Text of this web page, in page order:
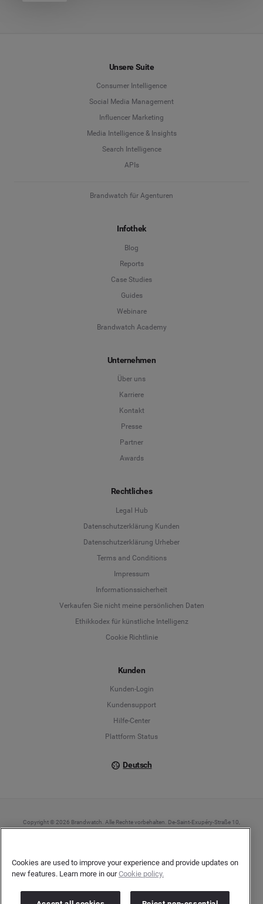
Unsere Suite
Consumer Intelligence
Social Media Management
Influencer Marketing
Media Intelligence & Insights
Search Intelligence
APIs
Brandwatch für Agenturen
Infothek
Blog
Reports
Case Studies
Guides
Webinare
Brandwatch Academy
Unternehmen
Über uns
Karriere
Kontakt
Presse
Partner
Awards
Rechtliches
Legal Hub
Datenschutzerklärung Kunden
Datenschutzerklärung Urheber
Terms and Conditions
Impressum
Informationssicherheit
Verkaufen Sie nicht meine persönlichen Daten
Ethikkodex für künstliche Intelligenz
Cookie Richtlinie
Kunden
Kunden-Login
Kundensupport
Hilfe-Center
Plattform Status
Deutsch
Deutsch
English
Copyright © 2026 Brandwatch. Alle Rechte vorbehalten. De-Saint-Exupéry-Straße 10,
60549 Frankfurt/Main
Cookies are used to improve your experience and provide updates on
new features. Learn more in ourCookie policy.